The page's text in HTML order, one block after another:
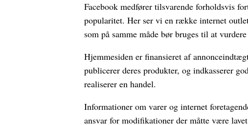
Facebook medfører tilsvarende forholdsvis
popularitet. Her ser vi en række internet
som på samme måde bør bruges til at
Hjemmesiden er finansieret af
publicerer deres produkter, og indkasserer
realiserer en handel.
Informationer om varer og internet
ansvar for modifikationer der måtte være